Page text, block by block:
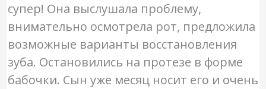
супер! Она выслушала проблему,
внимательно осмотрела рот, предложила
возможные варианты восстановления
зуба. Остановились на протезе в форме
бабочки. Сын уже месяц носит его и очень